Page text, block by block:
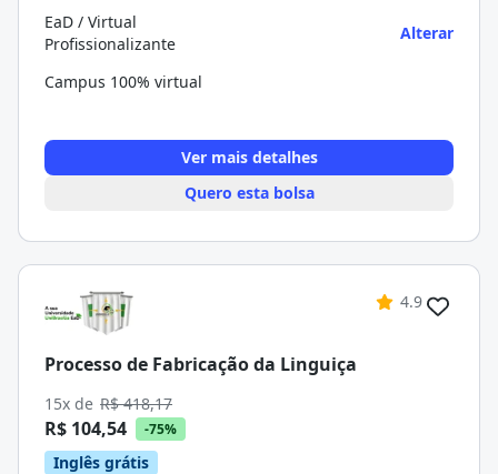
EaD / Virtual
Profissionalizante
Alterar
Campus 100% virtual
Ver mais detalhes
Quero esta bolsa
4.9
Processo de Fabricação da Linguiça
15x de R$ 418,17
R$ 104,54 -75%
Inglês grátis